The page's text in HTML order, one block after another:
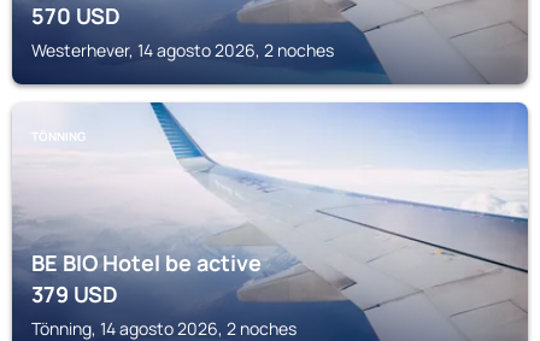
570USD
Westerhever, 14 agosto 2026, 2 noches
TÖNNING
BE BIO Hotel be active
379USD
Tönning, 14 agosto 2026, 2 noches